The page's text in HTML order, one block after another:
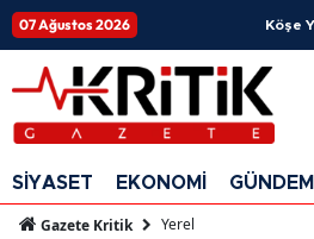
07 Ağustos 2026 Köşe
SİYASET EKONOMİ GÜNDEM
Gazete Kritik Yerel